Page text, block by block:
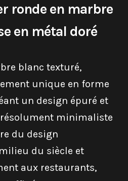
ronde en marbre
en métal doré
blanc texturé,
unique en forme
un design épuré et
résolument minimaliste
du design
du siècle et
aux restaurants,